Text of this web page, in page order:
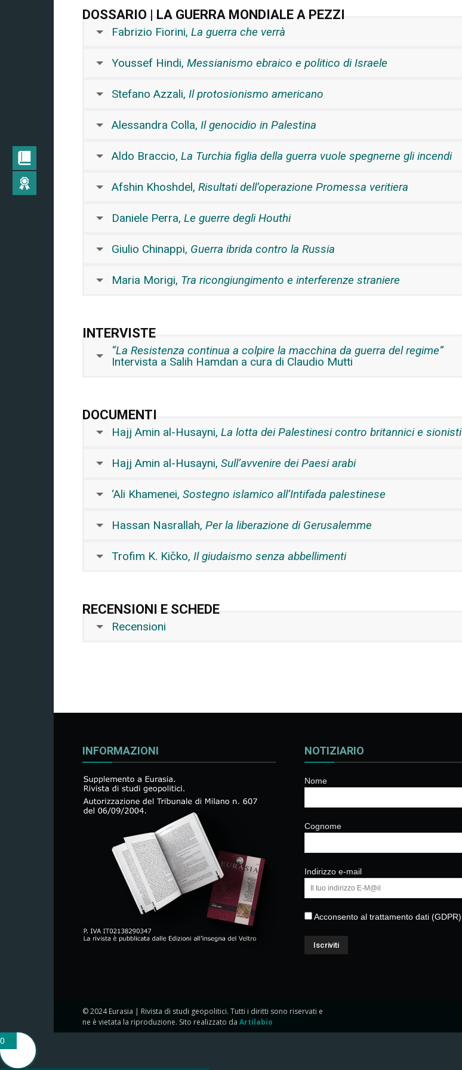
DOSSARIO | LA GUERRA MONDIALE A PEZZI
Fabrizio Fiorini, La guerra che verrà
Youssef Hindi, Messianismo ebraico e politico di Israele
Stefano Azzali, Il protosionismo americano
Alessandra Colla, Il genocidio in Palestina
Aldo Braccio, La Turchia figlia della guerra vuole spegnerne gli incendi
Afshin Khoshdel, Risultati dell’operazione Promessa veritiera
Daniele Perra, Le guerre degli Houthi
Giulio Chinappi, Guerra ibrida contro la Russia
Maria Morigi, Tra ricongiungimento e interferenze straniere
INTERVISTE
“La Resistenza continua a colpire la macchina da guerra del regime”
Intervista a Salih Hamdan a cura di Claudio Mutti
DOCUMENTI
Hajj Amin al-Husayni, La lotta dei Palestinesi contro britannici e sionisti
Hajj Amin al-Husayni, Sull’avvenire dei Paesi arabi
‘Ali Khamenei, Sostegno islamico all’Intifada palestinese
Hassan Nasrallah, Per la liberazione di Gerusalemme
Trofim K. Kičko, Il giudaismo senza abbellimenti
RECENSIONI E SCHEDE
Recensioni
INFORMAZIONI NOTIZIARIO
Nome
Cognome
Indirizzo e-mail
Acconsento al trattamento dati (GDPR)
© 2024 Eurasia | Rivista di studi geopolitici. Tutti i diritti sono riservati e
ne è vietata la riproduzione. Sito realizzato da Artilabio
0